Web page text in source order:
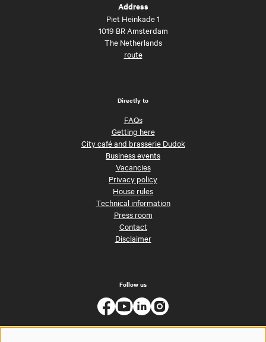
Address
Piet Heinkade 1
1019 BR Amsterdam
The Netherlands
route
Directly to
FAQs
Getting here
City café and brasserie Dudok
Business events
Vacancies
Privacy policy
House rules
Technical information
Press room
Contact
Disclaimer
Follow us